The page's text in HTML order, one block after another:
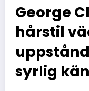
George
hårstil
syrlig